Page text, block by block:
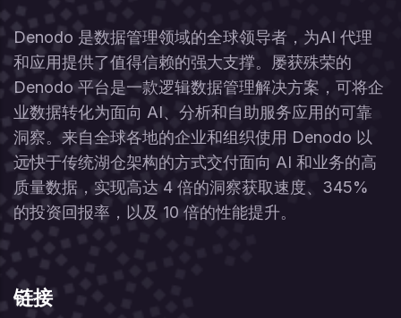
Denodo 是数据管理领域的全球领导者，为AI 代理
和应用提供了值得信赖的强大支撑。屡获殊荣的
Denodo 平台是一款逻辑数据管理解决方案，可将企
业数据转化为面向 AI、分析和自助服务应用的可靠
洞察。来自全球各地的企业和组织使用 Denodo 以
远快于传统湖仓架构的方式交付面向 AI 和业务的高
质量数据，实现高达 4 倍的洞察获取速度、345%
的投资回报率，以及 10 倍的性能提升。
链接